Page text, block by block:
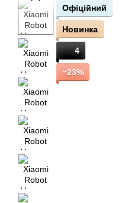
Офіційний
Новинка
4
−23%